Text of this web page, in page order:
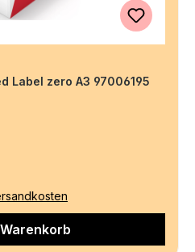
Label zero A3 97006195